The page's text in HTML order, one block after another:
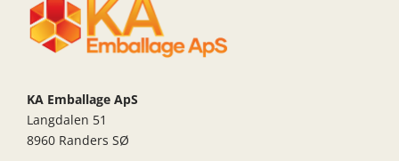
KA Emballage ApS
Langdalen 51
8960 Randers SØ